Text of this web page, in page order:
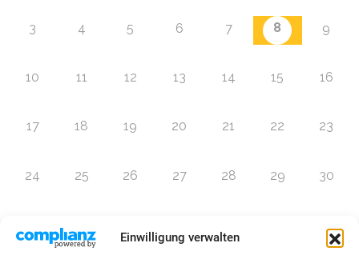
Einwilligung verwalten
3 4 5 6 7 8 9
10 11 12 13 14 15 16
17 18 19 20 21 22 23
24 25 26 27 28 29 30